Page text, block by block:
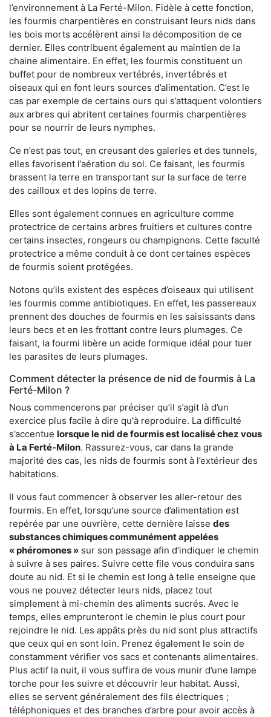
l’environnement à La Ferté-Milon. Fidèle à cette fonction,
les fourmis charpentières en construisant leurs nids dans
les bois morts accélèrent ainsi la décomposition de ce
dernier. Elles contribuent également au maintien de la
chaine alimentaire. En effet, les fourmis constituent un
buffet pour de nombreux vertébrés, invertébrés et
oiseaux qui en font leurs sources d’alimentation. C’est le
cas par exemple de certains ours qui s’attaquent volontiers
aux arbres qui abritent certaines fourmis charpentières
pour se nourrir de leurs nymphes.
Ce n’est pas tout, en creusant des galeries et des tunnels,
elles favorisent l’aération du sol. Ce faisant, les fourmis
brassent la terre en transportant sur la surface de terre
des cailloux et des lopins de terre.
Elles sont également connues en agriculture comme
protectrice de certains arbres fruitiers et cultures contre
certains insectes, rongeurs ou champignons. Cette faculté
protectrice a même conduit à ce dont certaines espèces
de fourmis soient protégées.
Notons qu’ils existent des espèces d’oiseaux qui utilisent
les fourmis comme antibiotiques. En effet, les passereaux
prennent des douches de fourmis en les saisissants dans
leurs becs et en les frottant contre leurs plumages. Ce
faisant, la fourmi libère un acide formique idéal pour tuer
les parasites de leurs plumages.
Comment détecter la présence de nid de fourmis à La
Ferté-Milon ?
Nous commencerons par préciser qu’il s’agit là d’un
exercice plus facile à dire qu'à reproduire. La difficulté
s’accentue lorsque le nid de fourmis est localisé chez vous
à La Ferté-Milon. Rassurez-vous, car dans la grande
majorité des cas, les nids de fourmis sont à l’extérieur des
habitations.
Il vous faut commencer à observer les aller-retour des
fourmis. En effet, lorsqu’une source d’alimentation est
repérée par une ouvrière, cette dernière laisse des
substances chimiques communément appelées
« phéromones » sur son passage afin d’indiquer le chemin
à suivre à ses paires. Suivre cette file vous conduira sans
doute au nid. Et si le chemin est long à telle enseigne que
vous ne pouvez détecter leurs nids, placez tout
simplement à mi-chemin des aliments sucrés. Avec le
temps, elles emprunteront le chemin le plus court pour
rejoindre le nid. Les appâts près du nid sont plus attractifs
que ceux qui en sont loin. Prenez également le soin de
constamment vérifier vos sacs et contenants alimentaires.
Plus actif la nuit, il vous suffira de vous munir d’une lampe
torche pour les suivre et découvrir leur habitat. Aussi,
elles se servent généralement des fils électriques ;
téléphoniques et des branches d’arbre pour avoir accès à